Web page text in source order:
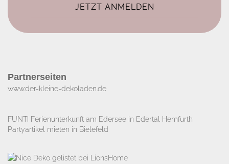
Partnerseiten
www.der-kleine-dekoladen.de​
FUNTI Ferienunterkunft am Edersee in Edertal Hemfurth
Partyartikel mieten in Bielefeld